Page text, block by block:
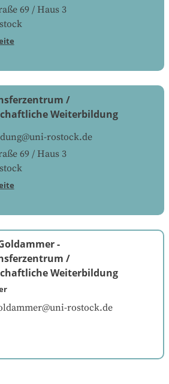
69 / Haus 3
/
Weiterbildung
rostock.de
69 / Haus 3
-
/
Weiterbildung
rostock.de